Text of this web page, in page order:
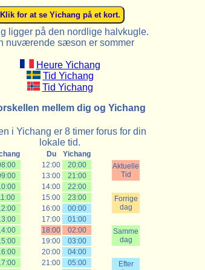
ligger på den nordlige halvkugle.
nuværende sæson er sommer
Heure Yichang
Tid Yichang
Tid Yichang
mellem dig og Yichang
i Yichang er 8 timer forus for din
lokale tid.
Du
Yichang
12:00 20:00
Aktuelle
Tid
13:00
21:00
14:00
22:00
15:00 23:00
Forrige
dag
16:00
00:00
17:00
01:00
18:00 02:00
Samme
dag
19:00
03:00
20:00
04:00
21:00 05:00
Efter